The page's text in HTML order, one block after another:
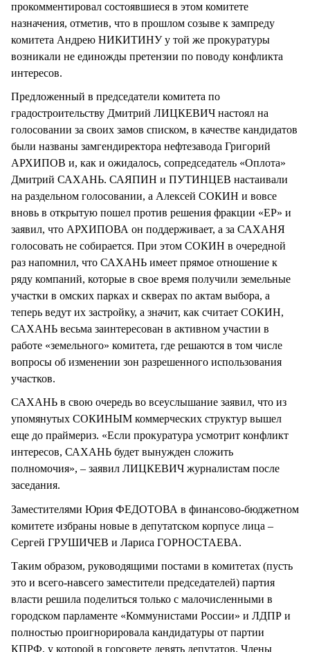
прокомментировал состоявшиеся в этом комитете
назначения, отметив, что в прошлом созыве к зампреду
комитета Андрею НИКИТИНУ у той же прокуратуры
возникали не единожды претензии по поводу конфликта
интересов.
Предложенный в председатели комитета по
градостроительству Дмитрий ЛИЦКЕВИЧ настоял на
голосовании за своих замов списком, в качестве кандидатов
были названы замгендиректора нефтезавода Григорий
АРХИПОВ и, как и ожидалось, сопредседатель «Оплота»
Дмитрий САХАНЬ. САЯПИН и ПУТИНЦЕВ настаивали
на раздельном голосовании, а Алексей СОКИН и вовсе
вновь в открытую пошел против решения фракции «ЕР» и
заявил, что АРХИПОВА он поддерживает, а за САХАНЯ
голосовать не собирается. При этом СОКИН в очередной
раз напомнил, что САХАНЬ имеет прямое отношение к
ряду компаний, которые в свое время получили земельные
участки в омских парках и скверах по актам выбора, а
теперь ведут их застройку, а значит, как считает СОКИН,
САХАНЬ весьма заинтересован в активном участии в
работе «земельного» комитета, где решаются в том числе
вопросы об изменении зон разрешенного использования
участков.
САХАНЬ в свою очередь во всеуслышание заявил, что из
упомянутых СОКИНЫМ коммерческих структур вышел
еще до праймериз. «Если прокуратура усмотрит конфликт
интересов, САХАНЬ будет вынужден сложить
полномочия», – заявил ЛИЦКЕВИЧ журналистам после
заседания.
Заместителями Юрия ФЕДОТОВА в финансово-бюджетном
комитете избраны новые в депутатском корпусе лица –
Сергей ГРУШИЧЕВ и Лариса ГОРНОСТАЕВА.
Таким образом, руководящими постами в комитетах (пусть
это и всего-навсего заместители председателей) партия
власти решила поделиться только с малочисленными в
городском парламенте «Коммунистами России» и ЛДПР и
полностью проигнорировала кандидатуры от партии
КПРФ, у которой в горсовете девять депутатов. Члены